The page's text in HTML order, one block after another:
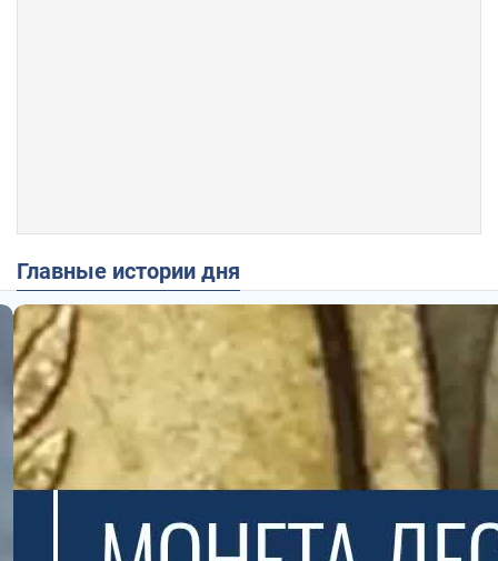
Главные истории дня